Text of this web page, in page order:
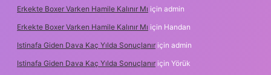
Erkekte Boxer Varken Hamile Kalınır Mı için admin
Erkekte Boxer Varken Hamile Kalınır Mı için Handan
Istinafa Giden Dava Kaç Yılda Sonuçlanır için admin
Istinafa Giden Dava Kaç Yılda Sonuçlanır için Yörük